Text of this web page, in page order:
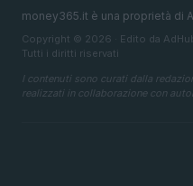
money365.it è una proprietà di
Copyright © 2026 · Edito da
Tutti i diritti riservati
I contenuti sono curati dalla
realizzati in collaborazione con